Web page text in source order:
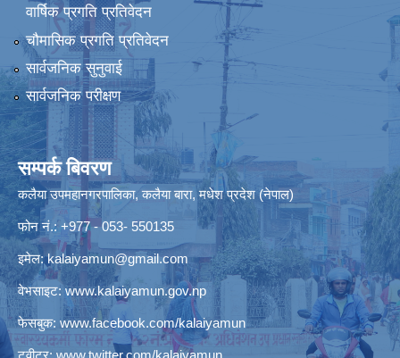
वार्षिक प्रगति प्रतिवेदन
चौमासिक प्रगति प्रतिवेदन
सार्वजनिक सुनुवाई
सार्वजनिक परीक्षण
सम्पर्क बिवरण
कलैया उपमहानगरपालिका, कलैया बारा, मधेश प्रदेश (नेपाल)
फोन नं.: +977 - 053- 550135
इमेल:kalaiyamun@gmail.com
वेभसाइट: www.kalaiyamun.gov.np
फेसबुक: www.facebook.com/kalaiyamun